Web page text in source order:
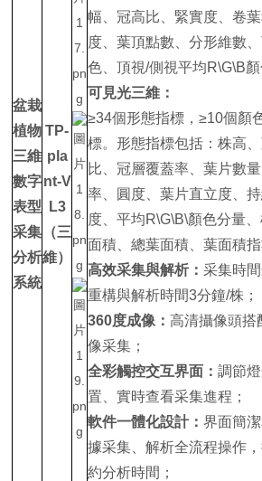
盆栽
植物
三維
數字
表型
采集
分析
系統
TP-
pla
nt-V
L3
（三
維）
幅、冠高比、緊實度、卷
度、葉頂點數、分形維數
色、頂視/側視平均R\G\B顏
可見光三維：
≥34個形態指標，≥10個顏
標。形態指標包括：株高
比、冠層覆蓋率、葉片數
率、圓度、葉片直立度、
度、平均R\G\B\顏色分量
面積、總葉面積、葉面積指
高效采集與解析：采集時
重構與解析時間3分鐘/株；
360度成像：高清攝像頭搭
像采集；
全彩觸控交互界面：調節
置、實時查看采集進程；
軟件一體化設計：界面簡
據采集、解析全流程操作
約分析時間；